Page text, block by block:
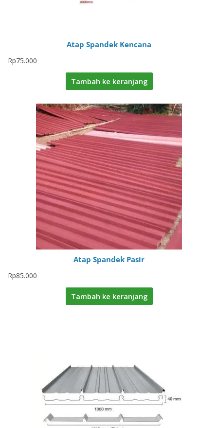
Atap Spandek Kencana
Rp75.000
Tambah ke keranjang
Atap Spandek Pasir
Rp85.000
Tambah ke keranjang